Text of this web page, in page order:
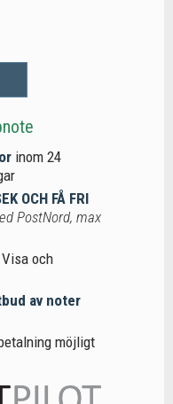
inom 24
OCH FÅ FRI
PostNord, max
och
av noter
möjligt